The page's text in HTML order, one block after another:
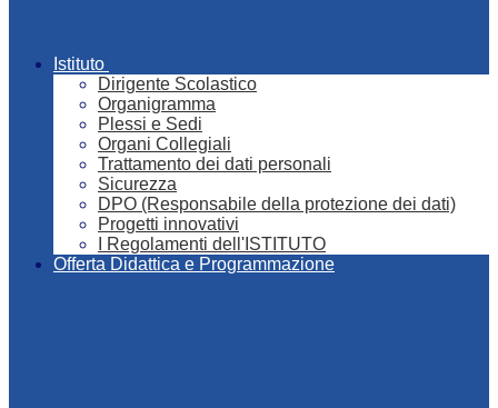
Istituto
Dirigente Scolastico
Organigramma
Plessi e Sedi
Organi Collegiali
Trattamento dei dati personali
Sicurezza
DPO (Responsabile della protezione dei dati)
Progetti innovativi
I Regolamenti dell'ISTITUTO
Offerta Didattica e Programmazione